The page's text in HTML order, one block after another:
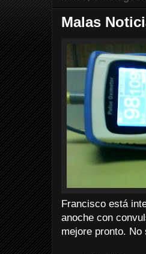
Malas
Francisco está
anoche con
mejore pronto.